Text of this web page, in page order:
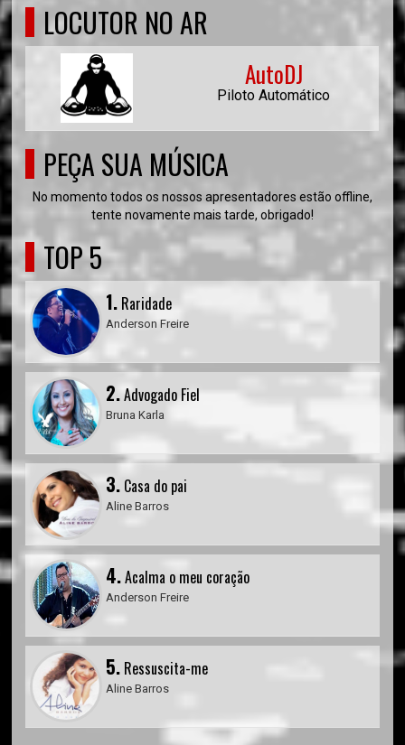
LOCUTOR NO AR
AutoDJ
Piloto Automático
PEÇA SUA MÚSICA
No momento todos os nossos apresentadores estão offline,
tente novamente mais tarde, obrigado!
TOP 5
1. Raridade
Anderson Freire
2.Advogado Fiel
Bruna Karla
3. Casa do pai
Aline Barros
4.Acalma o meu coração
Anderson Freire
5. Ressuscita-me
Aline Barros